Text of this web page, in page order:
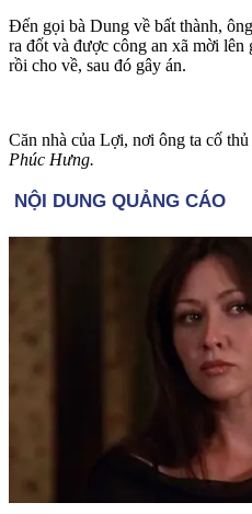
Đến gọi bà Dung về bất thành,
ra đốt và được công an xã mời
rồi cho về, sau đó gây án.
Căn nhà của Lợi, nơi ông ta cố
Phúc Hưng.